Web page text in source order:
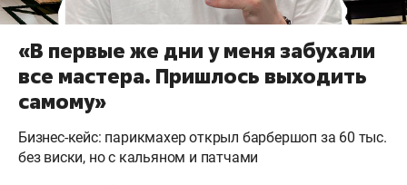
«В первые же дни у меня забухали
все мастера. Пришлось выходить
самому»
Бизнес-кейс: парикмахер открыл барбершоп за 60 тыс.
без виски, но с кальяном и патчами